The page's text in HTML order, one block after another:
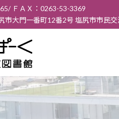
ＦＡＸ：0263-53-3369
市大門一番町12番2号 塩尻市市民